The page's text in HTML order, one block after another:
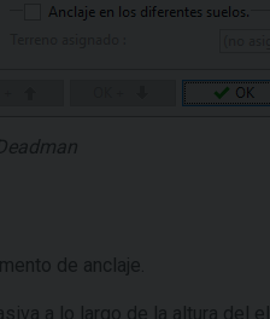
de anclaje.
a lo largo de la altura del